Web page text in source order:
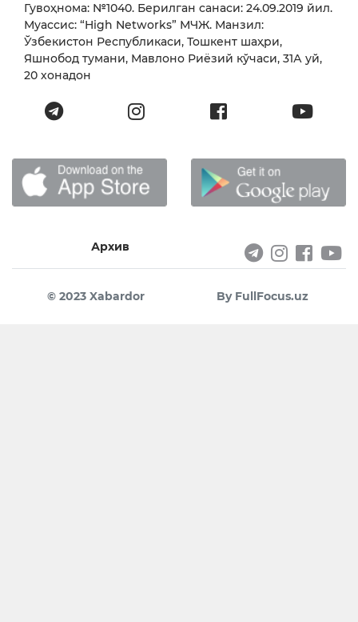
Гувоҳнома: №1040. Берилган санаси: 24.09.2019 йил.
Муассис: “High Networks” МЧЖ. Манзил:
Ўзбекистон Республикаси, Тошкент шаҳри,
Яшнобод тумани, Мавлоно Риёзий кўчаси, 31А уй,
20 хонадон
Архив
© 2023 Xabardor By FullFocus.uz